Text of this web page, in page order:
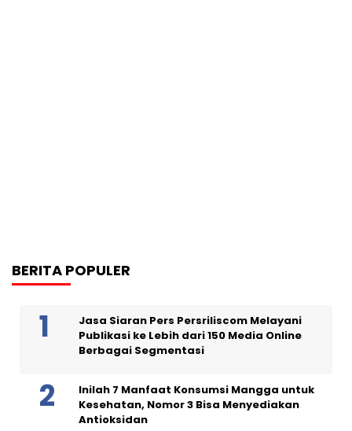
BERITA POPULER
Jasa Siaran Pers Persriliscom Melayani
Publikasi ke Lebih dari 150 Media Online
Berbagai Segmentasi
Inilah 7 Manfaat Konsumsi Mangga untuk
Kesehatan, Nomor 3 Bisa Menyediakan
Antioksidan